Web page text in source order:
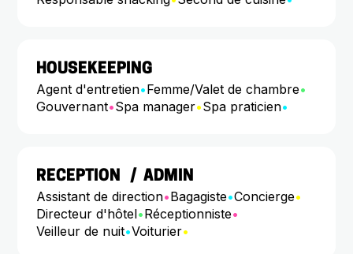
HOUSEKEEPING
Agent d'entretien•Femme/Valet de chambre•
Gouvernant•Spa manager•Spa praticien•
RECEPTION / ADMIN
Assistant de direction•Bagagiste•Concierge•
Directeur d'hôtel•Réceptionniste•
Veilleur de nuit•Voiturier•